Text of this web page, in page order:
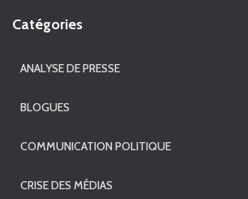
Catégories
ANALYSE DE PRESSE
BLOGUES
COMMUNICATION POLITIQUE
CRISE DES MÉDIAS